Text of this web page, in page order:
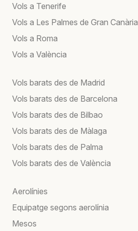
Vols a Tenerife
Vols a Les Palmes de Gran Canària
Vols a Roma
Vols a València
Vols barats des de Madrid
Vols barats des de Barcelona
Vols barats des de Bilbao
Vols barats des de Màlaga
Vols barats des de Palma
Vols barats des de València
Aerolínies
Equipatge segons aerolínia
Mesos